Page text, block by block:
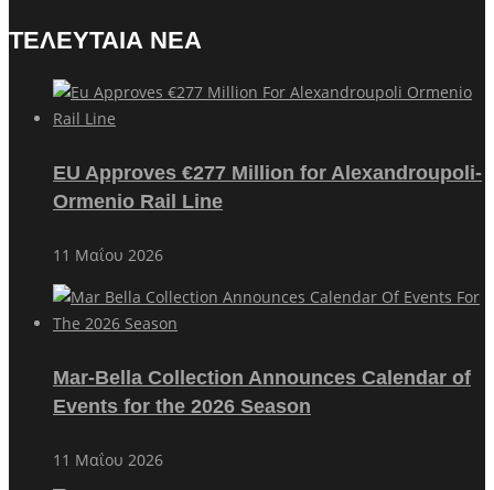
ΤΕΛΕΥΤΑΙΑ ΝΕΑ
EU Approves €277 Million for Alexandroupoli-
Ormenio Rail Line
11 Μαΐου 2026
Mar-Bella Collection Announces Calendar of
Events for the 2026 Season
11 Μαΐου 2026